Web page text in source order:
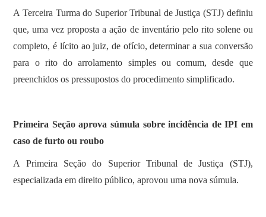
​A Terceira Turma do Superior Tribunal de Justiça (STJ) definiu
que, uma vez proposta a ação de inventário pelo rito solene ou
completo, é lícito ao juiz, de ofício, determinar a sua conversão
para o rito do arrolamento simples ou comum, desde que
preenchidos os pressupostos do procedimento simplificado.
Primeira Seção aprova súmula sobre incidência de IPI em
caso de furto ou roubo
​A Primeira Seção do Superior Tribunal de Justiça (STJ),
especializada em direito público, aprovou uma nova súmula.